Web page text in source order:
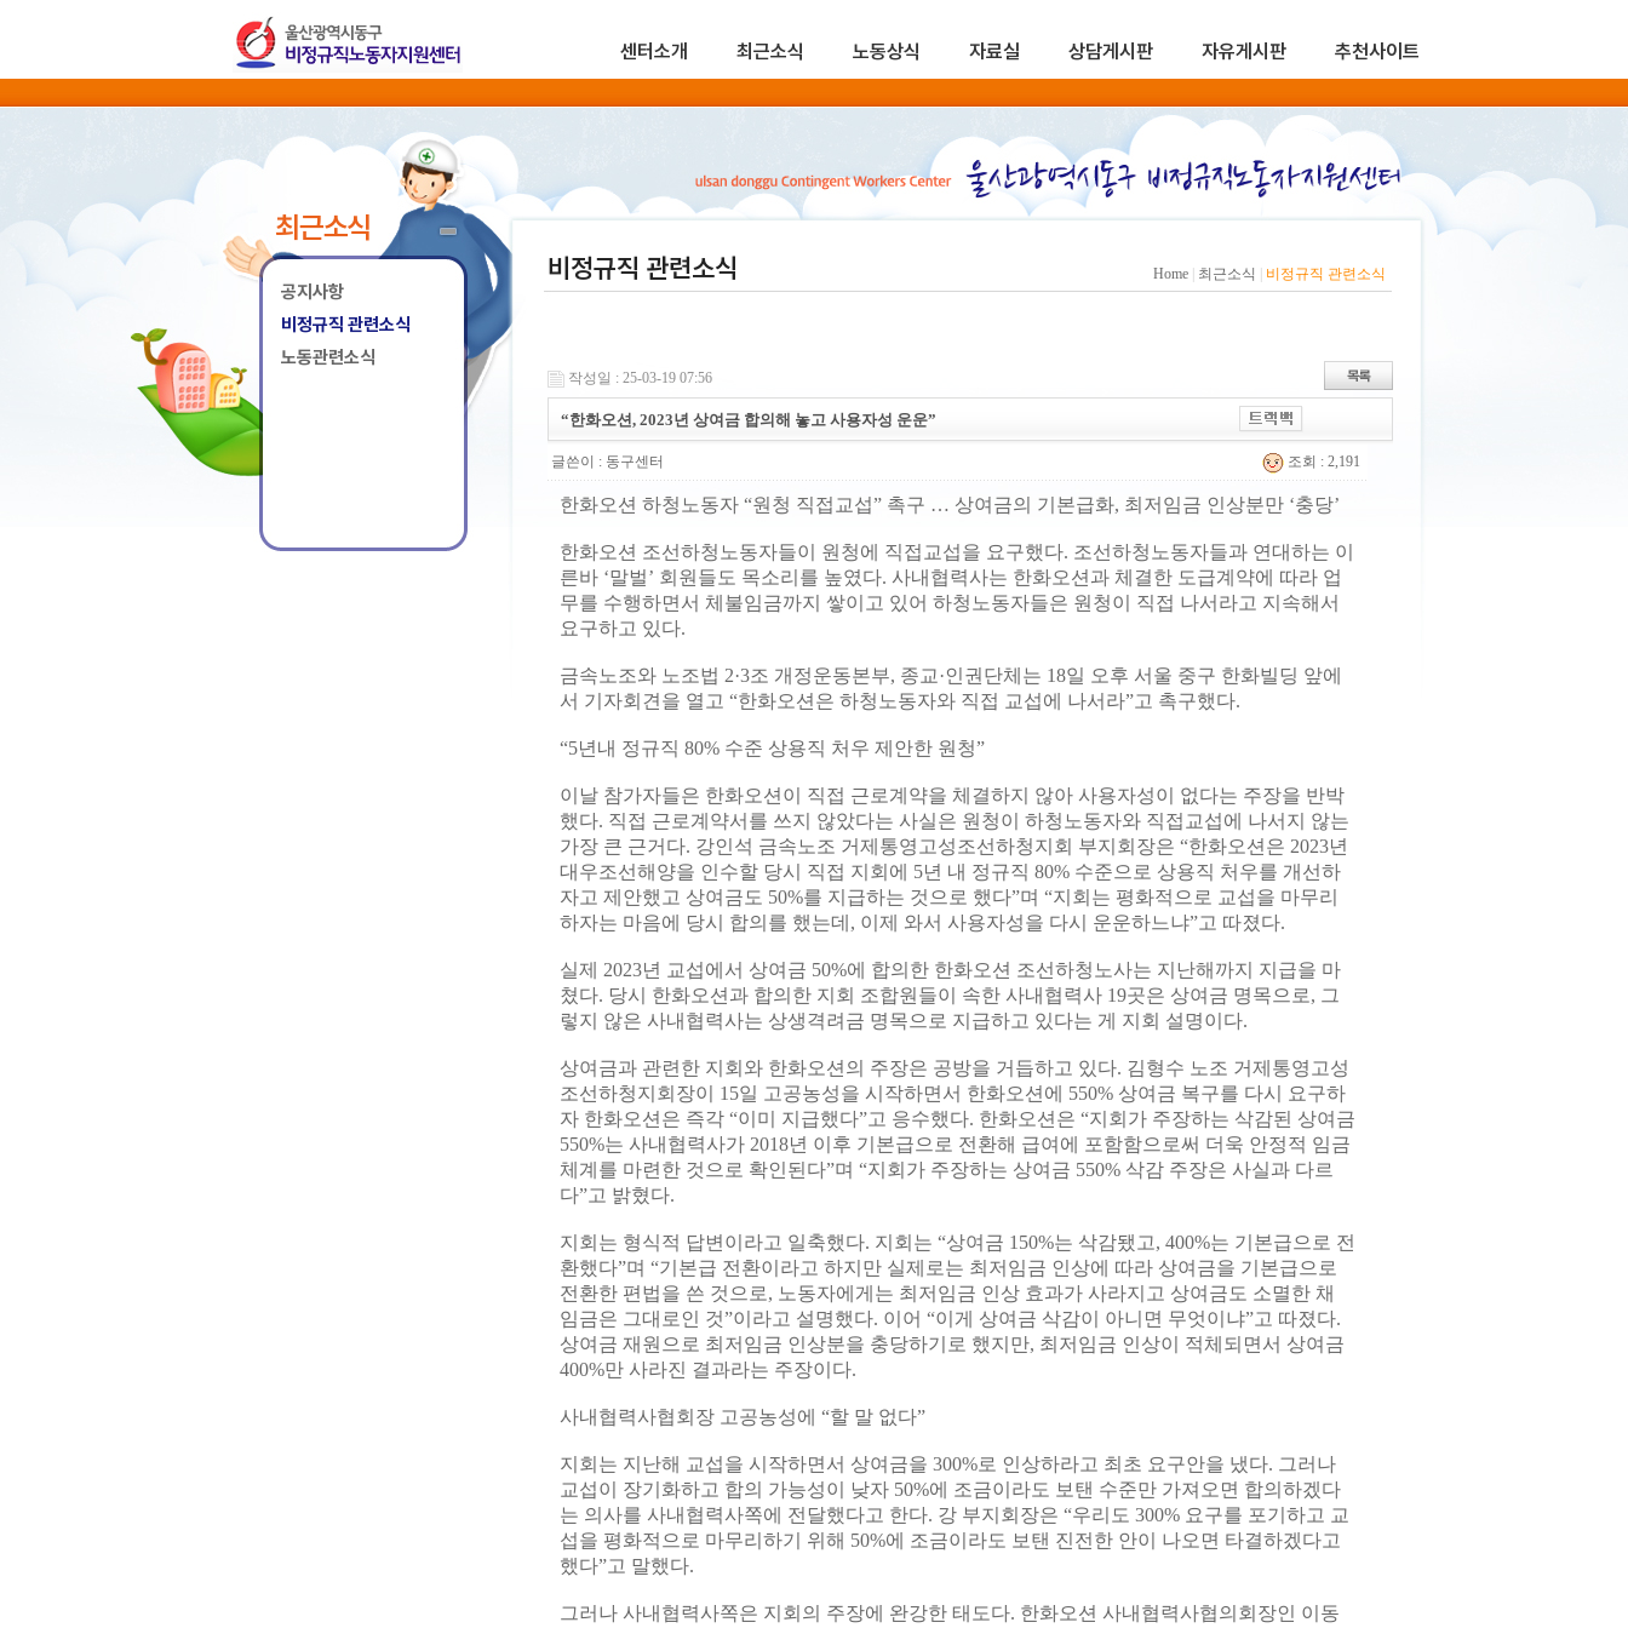
센터소개 최근소식 노동상식 자료실 상담게시판 자유게시판 추천사이트
최근소식
공지사항
비정규직 관련소식
노동관련소식
비정규직 관련소식 Home 최근소식 비정규직 관련소식
작성일 : 25-03-19 07:56
“한화오션, 2023년 상여금 합의해 놓고 사용자성 운운”
글쓴이 : 동구센터 조회 : 2,191
한화오션 하청노동자 “원청 직접교섭” 촉구 … 상여금의 기본급화, 최저임금 인상분만 ‘충당’
한화오션 조선하청노동자들이 원청에 직접교섭을 요구했다. 조선하청노동자들과 연대하는 이
른바 ‘말벌’ 회원들도 목소리를 높였다. 사내협력사는 한화오션과 체결한 도급계약에 따라 업
무를 수행하면서 체불임금까지 쌓이고 있어 하청노동자들은 원청이 직접 나서라고 지속해서
요구하고 있다.
금속노조와 노조법 2·3조 개정운동본부, 종교·인권단체는 18일 오후 서울 중구 한화빌딩 앞에
서 기자회견을 열고 “한화오션은 하청노동자와 직접 교섭에 나서라”고 촉구했다.
“5년내 정규직 80% 수준 상용직 처우 제안한 원청”
이날 참가자들은 한화오션이 직접 근로계약을 체결하지 않아 사용자성이 없다는 주장을 반박
했다. 직접 근로계약서를 쓰지 않았다는 사실은 원청이 하청노동자와 직접교섭에 나서지 않는
가장 큰 근거다. 강인석 금속노조 거제통영고성조선하청지회 부지회장은 “한화오션은 2023년
대우조선해양을 인수할 당시 직접 지회에 5년 내 정규직 80% 수준으로 상용직 처우를 개선하
자고 제안했고 상여금도 50%를 지급하는 것으로 했다”며 “지회는 평화적으로 교섭을 마무리
하자는 마음에 당시 합의를 했는데, 이제 와서 사용자성을 다시 운운하느냐”고 따졌다.
실제 2023년 교섭에서 상여금 50%에 합의한 한화오션 조선하청노사는 지난해까지 지급을 마
쳤다. 당시 한화오션과 합의한 지회 조합원들이 속한 사내협력사 19곳은 상여금 명목으로, 그
렇지 않은 사내협력사는 상생격려금 명목으로 지급하고 있다는 게 지회 설명이다.
상여금과 관련한 지회와 한화오션의 주장은 공방을 거듭하고 있다. 김형수 노조 거제통영고성
조선하청지회장이 15일 고공농성을 시작하면서 한화오션에 550% 상여금 복구를 다시 요구하
자 한화오션은 즉각 “이미 지급했다”고 응수했다. 한화오션은 “지회가 주장하는 삭감된 상여금
550%는 사내협력사가 2018년 이후 기본급으로 전환해 급여에 포함함으로써 더욱 안정적 임금
체계를 마련한 것으로 확인된다”며 “지회가 주장하는 상여금 550% 삭감 주장은 사실과 다르
다”고 밝혔다.
지회는 형식적 답변이라고 일축했다. 지회는 “상여금 150%는 삭감됐고, 400%는 기본급으로 전
환했다”며 “기본급 전환이라고 하지만 실제로는 최저임금 인상에 따라 상여금을 기본급으로
전환한 편법을 쓴 것으로, 노동자에게는 최저임금 인상 효과가 사라지고 상여금도 소멸한 채
임금은 그대로인 것”이라고 설명했다. 이어 “이게 상여금 삭감이 아니면 무엇이냐”고 따졌다.
상여금 재원으로 최저임금 인상분을 충당하기로 했지만, 최저임금 인상이 적체되면서 상여금
400%만 사라진 결과라는 주장이다.
사내협력사협회장 고공농성에 “할 말 없다”
지회는 지난해 교섭을 시작하면서 상여금을 300%로 인상하라고 최초 요구안을 냈다. 그러나
교섭이 장기화하고 합의 가능성이 낮자 50%에 조금이라도 보탠 수준만 가져오면 합의하겠다
는 의사를 사내협력사쪽에 전달했다고 한다. 강 부지회장은 “우리도 300% 요구를 포기하고 교
섭을 평화적으로 마무리하기 위해 50%에 조금이라도 보탠 진전한 안이 나오면 타결하겠다고
했다”고 말했다.
그러나 사내협력사쪽은 지회의 주장에 완강한 태도다. 한화오션 사내협력사협의회장인 이동